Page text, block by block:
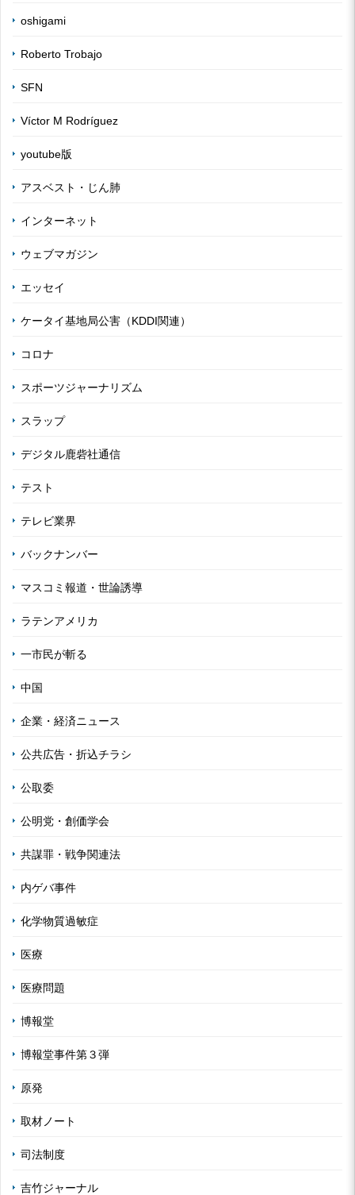
oshigami
Roberto Trobajo
SFN
Víctor M Rodríguez
youtube版
アスベスト・じん肺
インターネット
ウェブマガジン
エッセイ
ケータイ基地局公害（KDDI関連）
コロナ
スポーツジャーナリズム
スラップ
デジタル鹿砦社通信
テスト
テレビ業界
バックナンバー
マスコミ報道・世論誘導
ラテンアメリカ
一市民が斬る
中国
企業・経済ニュース
公共広告・折込チラシ
公取委
公明党・創価学会
共謀罪・戦争関連法
内ゲバ事件
化学物質過敏症
医療
医療問題
博報堂
博報堂事件第３弾
原発
取材ノート
司法制度
吉竹ジャーナル